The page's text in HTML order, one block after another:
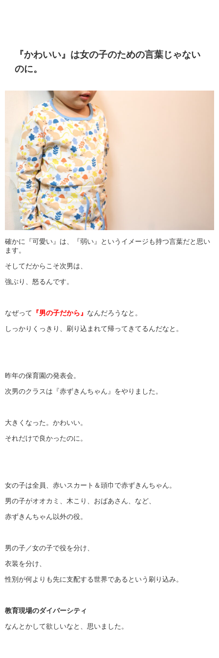
『かわいい』は女の子のための言葉じゃない
のに。
確かに『可愛い』は、『弱い』というイメージも持つ言葉だと思い
ます。
そしてだからこそ次男は、
強ぶり、怒るんです。
なぜって 『男の子だから』 なんだろうなと。
しっかりくっきり、刷り込まれて帰ってきてるんだなと。
昨年の保育園の発表会。
次男のクラスは『赤ずきんちゃん』をやりました。
大きくなった。かわいい。
それだけで良かったのに。
女の子は全員、赤いスカート＆頭巾で赤ずきんちゃん。
男の子がオオカミ、木こり、おばあさん、など、
赤ずきんちゃん以外の役。
男の子／女の子で役を分け、
衣装を分け、
性別が何よりも先に支配する世界であるという刷り込み。
教育現場のダイバーシティ
なんとかして欲しいなと、思いました。